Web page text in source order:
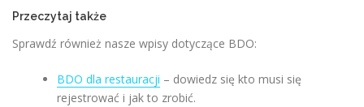
Przeczytaj także
Sprawdź również nasze wpisy dotyczące BDO:
BDO dla restauracji – dowiedz się kto musi się
rejestrować i jak to zrobić.